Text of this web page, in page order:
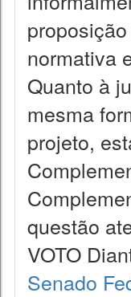
normativa
Quanto à
mesma
projeto,
questão
VOTO
Senado